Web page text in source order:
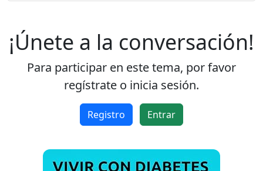
¡Únete a la conversación!
Para participar en este tema, por favor
regístrate o inicia sesión.
Registro Entrar